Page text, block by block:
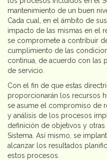
mantenimiento de un buen
Cada cual, en el ámbito de
impacto de las mismas en el
se compromete a contribuir
cumplimiento de las
continua, de acuerdo con las
de servicio.
Con el fin de que estas
proporcionarán los recursos
se asume el compromiso de
y análisis de los procesos
definición de objetivos y otras
Sistema. Así mismo, se
alcanzar los resultados
estos procesos.